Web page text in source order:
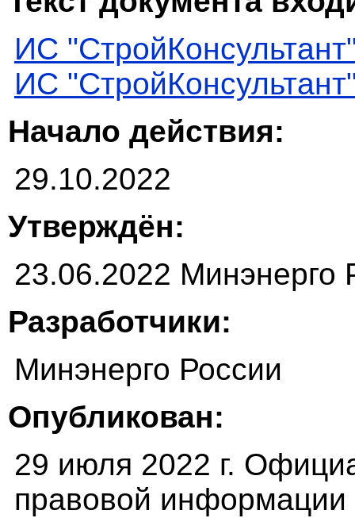
ИС
ИС
Начало действия:
29.10.2022
Утверждён:
23.06.2022 Минэнерго
Разработчики:
Минэнерго России
Опубликован:
29 июля 2022 г.
правовой информации